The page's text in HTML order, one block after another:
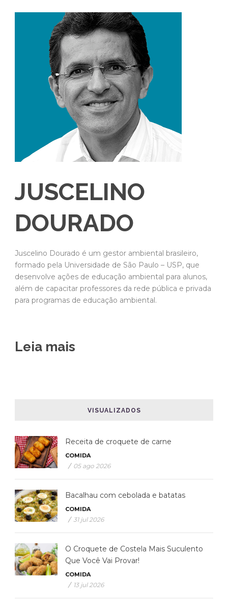
JUSCELINO
DOURADO
Juscelino Dourado é um gestor ambiental brasileiro,
formado pela Universidade de São Paulo – USP, que
desenvolve ações de educação ambiental para alunos,
além de capacitar professores da rede pública e privada
para programas de educação ambiental.
Leia mais
VISUALIZADOS
Receita de croquete de carne
COMIDA
/ 05 ago 2026
Bacalhau com cebolada e batatas
COMIDA
/ 31 jul 2026
O Croquete de Costela Mais Suculento
Que Você Vai Provar!
COMIDA
/ 13 jul 2026